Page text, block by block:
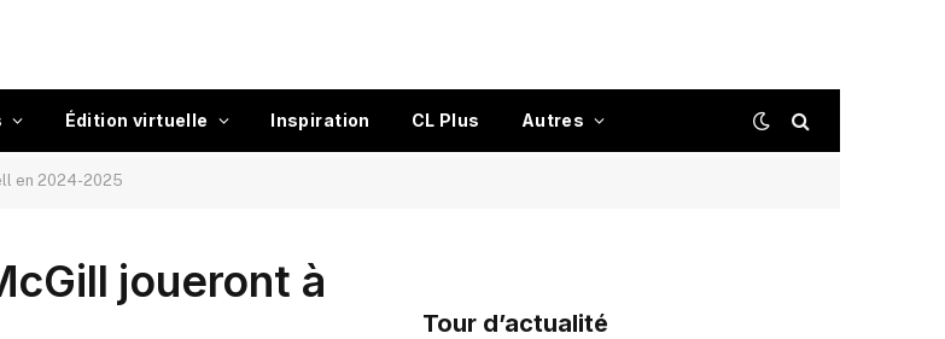
Édition virtuelle Inspiration CL Plus Autres
en 2024-2025
joueront à
Tour d’actualité